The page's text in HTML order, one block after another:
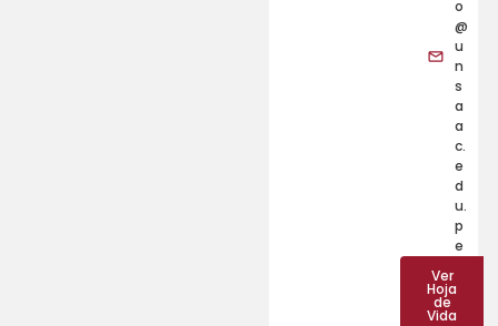
o
@
u
n
s
a
a
c.
e
d
u.
p
e
Ver
Hoja
de
Vida